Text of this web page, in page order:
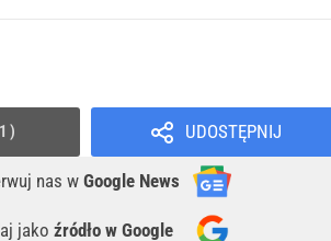
UDOSTĘPNIJ
nas w Google News
jako źródło w Google
1